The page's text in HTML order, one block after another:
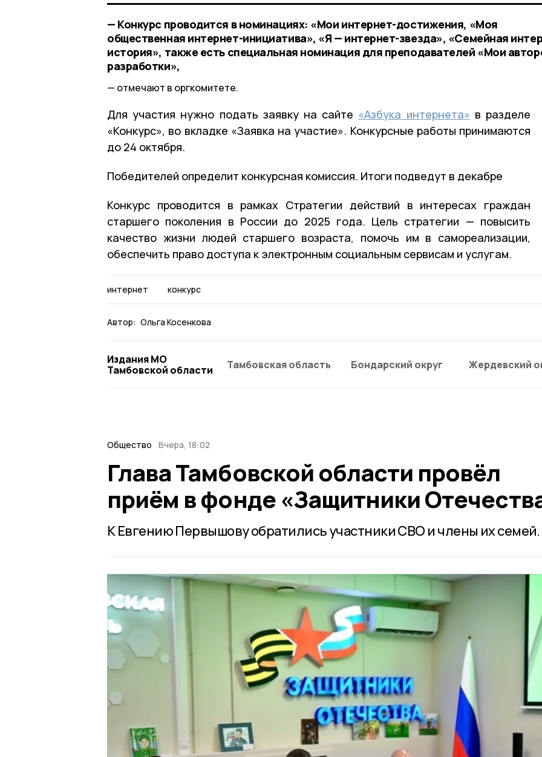
— Конкурс проводится в номинациях: «Мои интернет-достижения, «Моя
общественная интернет-инициатива», «Я — интернет-звезда», «Семейная
история», также есть специальная номинация для преподавателей «Мои
разработки»,
отмечают в оргкомитете.
Для участия нужно подать заявку на сайте «Азбука интернета» в разделе
«Конкурс», во вкладке «Заявка на участие». Конкурсные работы принимаются
до 24 октября.
Победителей определит конкурсная комиссия. Итоги подведут в декабре
Конкурс проводится в рамках Стратегии действий в интересах граждан
старшего поколения в России до 2025 года. Цель стратегии — повысить
качество жизни людей старшего возраста, помочь им в самореализации,
обеспечить право доступа к электронным социальным сервисам и услугам.
интернет конкурс
Автор: Ольга Косенкова
Издания МО
Тамбовской области
Тамбовская область Бондарский округ Жердевский
Общество Вчера, 18:02
Глава Тамбовской области провёл
приём в фонде «Защитники
К Евгению Первышову обратились участники СВО и члены их семей.